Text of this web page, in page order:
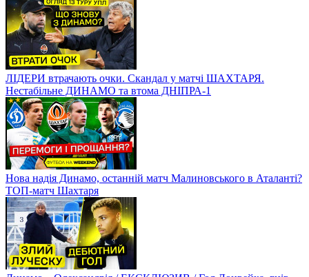
ЛІДЕРИ втрачають очки. Скандал у матчі ШАХТАРЯ.
Нестабільне ДИНАМО та втома ДНІПРА-1
Нова надія Динамо, останній матч Малиновського в Аталанті?
ТОП-матч Шахтаря